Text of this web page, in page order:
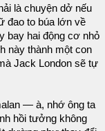
là chuyện dở nếu
đao to búa lớn về
bay hai động cơ nhỏ
này thành một con
Jack London sẽ tự
— à, nhớ ông ta
hồi tưởng không